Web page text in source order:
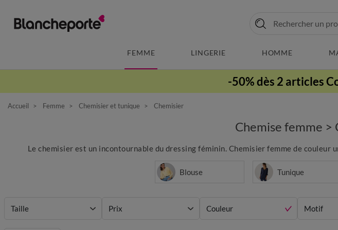
FEMME LINGERIE HOMME
-50% dès 2 articles
Accueil Femme Chemisier et tunique Chemisier
Chemise femme >
Le chemisier est un incontournable du dressing féminin. Chemisier femme de couleur
Blouse Tunique
Taille Prix Couleur Motif